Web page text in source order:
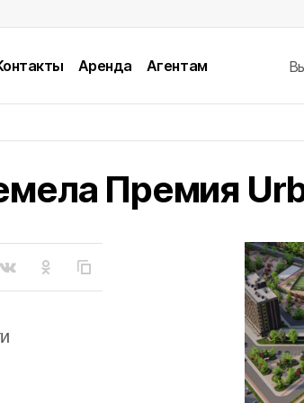
Аренда Агентам
Премия